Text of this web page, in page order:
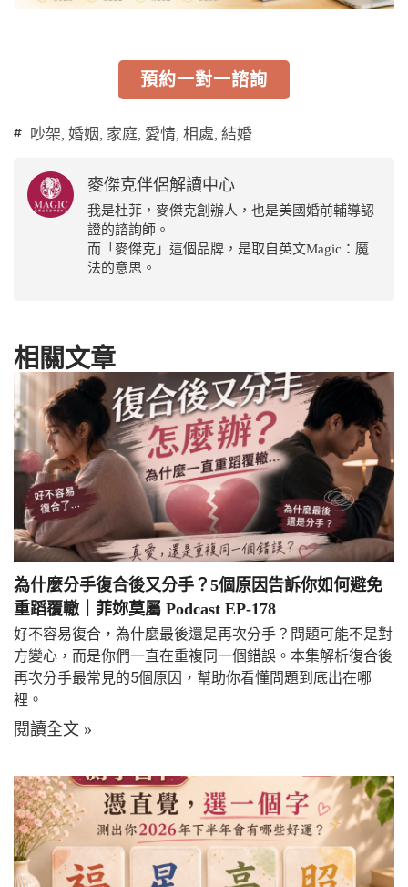
預約一對一諮詢
吵架, 婚姻, 家庭, 愛情, 相處, 結婚
麥傑克伴侶解讀中心
我是杜菲，麥傑克創辦人，也是美國婚前輔導認
證的諮詢師。
而「麥傑克」這個品牌，是取自英文Magic：魔
法的意思。
相關文章
為什麼分手復合後又分手？5個原因告訴你如何避免
重蹈覆轍｜菲妳莫屬 Podcast EP-178
好不容易復合，為什麼最後還是再次分手？問題可能不是對
方變心，而是你們一直在重複同一個錯誤。本集解析復合後
再次分手最常見的5個原因，幫助你看懂問題到底出在哪
裡。
閱讀全文 »